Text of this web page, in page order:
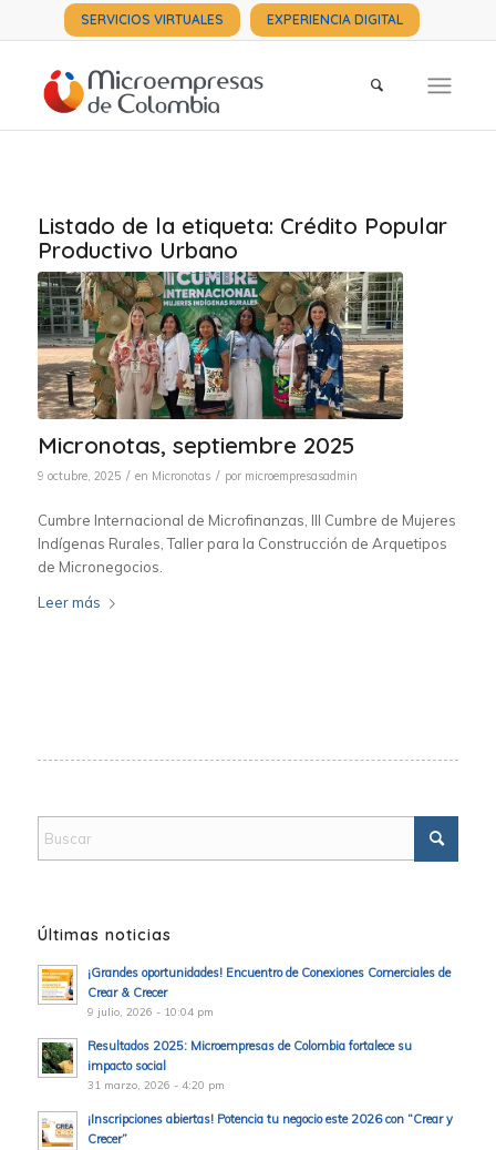
SERVICIOS VIRTUALES EXPERIENCIA DIGITAL
Listado de la etiqueta: Crédito Popular
Productivo Urbano
Micronotas, septiembre 2025
9 octubre, 2025 / en Micronotas / por microempresasadmin
Cumbre Internacional de Microfinanzas, III Cumbre de Mujeres
Indígenas Rurales, Taller para la Construcción de Arquetipos
de Micronegocios.
Leer más
Últimas noticias
¡Grandes oportunidades! Encuentro de Conexiones Comerciales de
Crear & Crecer
9 julio, 2026 - 10:04 pm
Resultados 2025: Microempresas de Colombia fortalece su
impacto social
31 marzo, 2026 - 4:20 pm
¡Inscripciones abiertas! Potencia tu negocio este 2026 con “Crear y
Crecer”